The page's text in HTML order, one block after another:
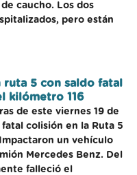
caucho. Los dos
pero están
5 con saldo fatal
kilómetro 116
de este viernes 19 de
colisión en la Ruta 5
un vehículo
Mercedes Benz. Del
falleció el